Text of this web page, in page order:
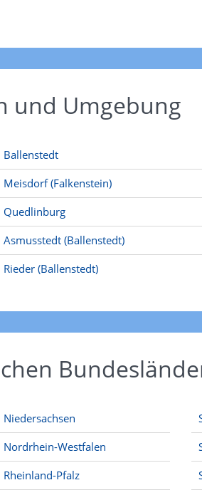
und Umgebung
Ballenstedt
Meisdorf (Falkenstein)
Quedlinburg
Asmusstedt (Ballenstedt)
Rieder (Ballenstedt)
Niedersachsen
Nordrhein-Westfalen
Rheinland-Pfalz